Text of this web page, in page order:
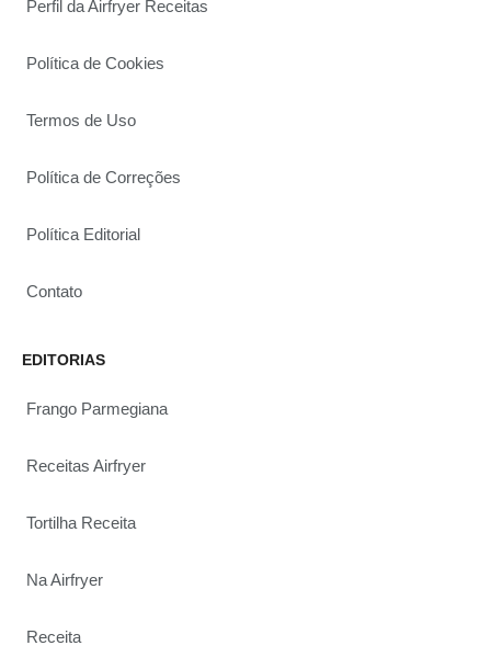
Perfil da Airfryer Receitas
Política de Cookies
Termos de Uso
Política de Correções
Política Editorial
Contato
EDITORIAS
Frango Parmegiana
Receitas Airfryer
Tortilha Receita
Na Airfryer
Receita